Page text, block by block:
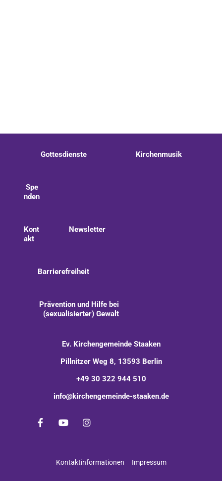
Gottesdienste Kirchenmusik
Spe
nden
Kont
akt
Newsletter
Barrierefreiheit
Prävention und Hilfe bei
(sexualisierter) Gewalt
Ev. Kirchengemeinde Staaken
Pillnitzer Weg 8, 13593 Berlin
+49 30 322 944 510
info@kirchengemeinde-staaken.de
Kontaktinformationen Impressum